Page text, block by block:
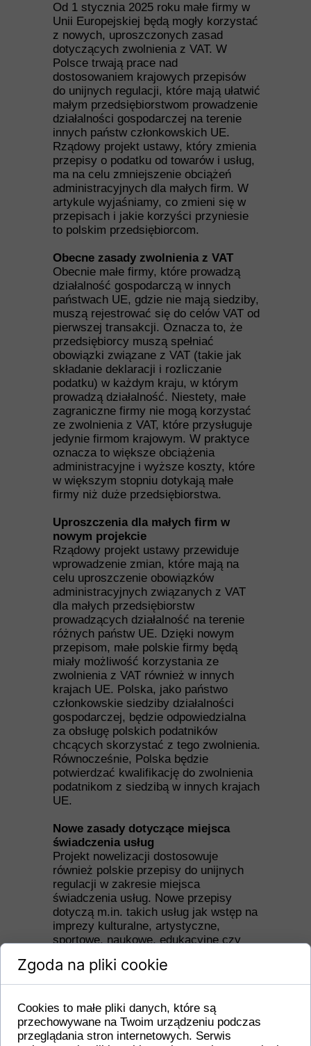
Od 1 stycznia 2025 roku małe firmy w
Unii Europejskiej będą mogły korzystać
z nowych, uproszczonych zasad
dotyczących zwolnienia z VAT. W
Polsce trwają prace nad
dostosowaniem krajowych przepisów
do unijnych regulacji, które mają ułatwić
małym przedsiębiorstwom prowadzenie
działalności gospodarczej na terenie
innych państw członkowskich UE.
Rządowy projekt ustawy, który zmienia
przepisy o podatku od towarów i usług,
ma na celu zmniejszenie obciążeń
administracyjnych dla małych firm. W
artykule wyjaśniamy, co zmieni się w
przepisach i jakie korzyści przyniesie
to polskim przedsiębiorcom.
Obecne zasady zwolnienia z VAT
Obecnie małe firmy, które prowadzą
działalność gospodarczą w innych
państwach UE, gdzie nie mają siedziby,
muszą rejestrować się do celów VAT od
pierwszej transakcji. Oznacza to, że
przedsiębiorcy muszą spełniać
obowiązki związane z VAT (takie jak
składanie deklaracji i rozliczanie
podatku) w każdym kraju, w którym
prowadzą działalność. Niestety, małe
zagraniczne firmy nie mogą korzystać
ze zwolnienia z VAT, które przysługuje
jedynie firmom krajowym. W praktyce
oznacza to większe obciążenia
administracyjne i wyższe koszty, które
w większym stopniu dotykają małe
firmy niż duże przedsiębiorstwa.
Uproszczenia dla małych firm w
nowym projekcie
Rządowy projekt ustawy przewiduje
wprowadzenie zmian, które mają na
celu uproszczenie obowiązków
administracyjnych związanych z VAT
dla małych przedsiębiorstw
prowadzących działalność na terenie
różnych państw UE. Dzięki nowym
przepisom, małe polskie firmy będą
miały możliwość korzystania ze
zwolnienia z VAT również w innych
krajach UE. Polska, jako państwo
członkowskie siedziby działalności
gospodarczej, będzie odpowiedzialna
za obsługę polskich podatników
chcących skorzystać z tego zwolnienia.
Równocześnie, Polska będzie
potwierdzać kwalifikację do zwolnienia
podatnikom z siedzibą w innych krajach
UE.
Nowe zasady dotyczące miejsca
świadczenia usług
Projekt nowelizacji dostosowuje
również polskie przepisy do unijnych
regulacji w zakresie miejsca
świadczenia usług. Nowe przepisy
dotyczą m.in. takich usług jak wstęp na
imprezy kulturalne, artystyczne,
sportowe, naukowe, edukacyjne czy
obecność odbiorcy jest wirtualna, VAT
będzie należny w państwie, w którym
transmisji internetowych wydarzeń
sportowych, rozrywkowych czy
kulturalnych. W praktyce oznacza to,
Zgoda na pliki cookie
Cookies to małe pliki danych, które są
przechowywane na Twoim urządzeniu podczas
przeglądania stron internetowych. Serwis